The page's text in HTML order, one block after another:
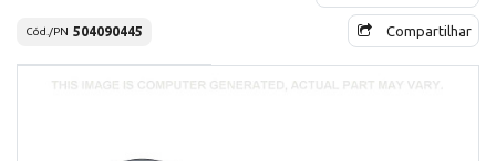
Cód./PN 504090445 Compartilhar